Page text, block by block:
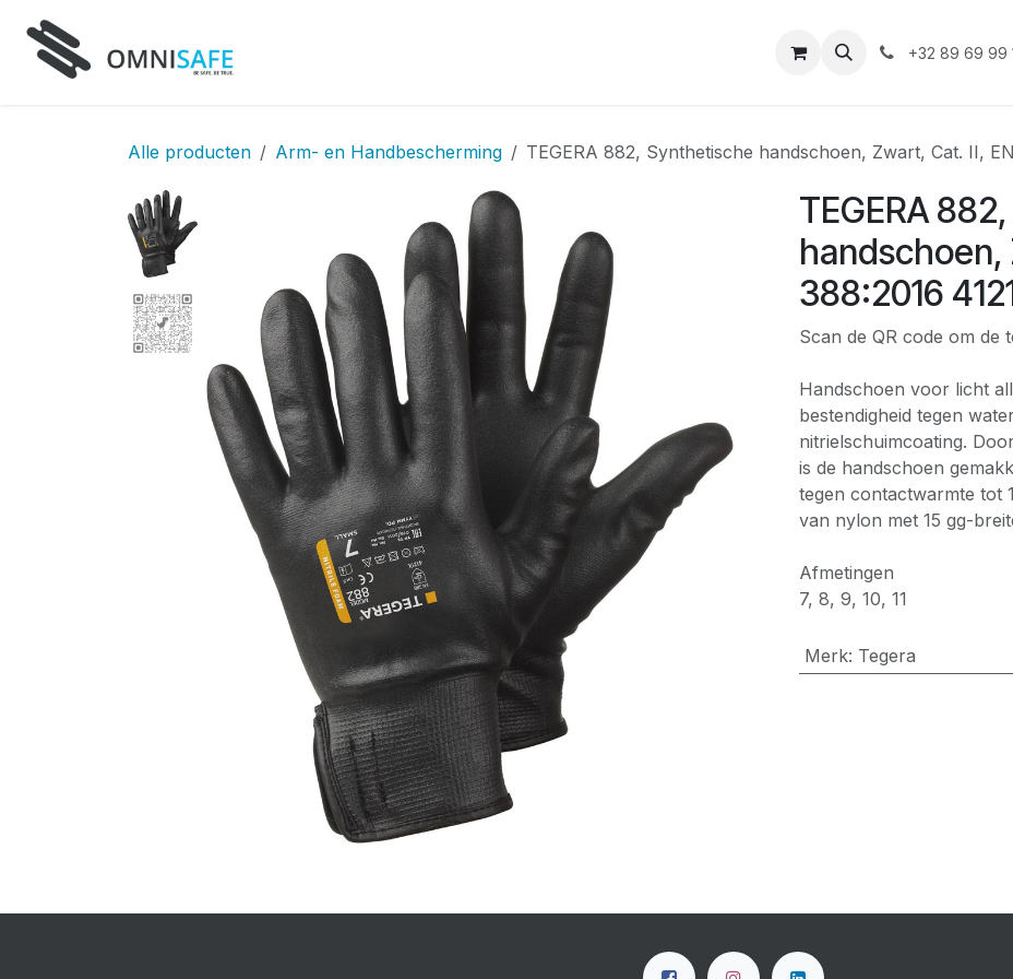
Vacatures Asbest
+32 89 69 99
Alle producten Arm- en Handbescherming TEGERA 882, Synthetische handschoen, Zwart, Cat. II,
TEGERA
handschoen,
388:2016
Scan de QR code om de
Handschoen voor licht
bestendigheid tegen
nitrielschuimcoating.
is de handschoen
tegen contactwarmte tot
van nylon met 15 gg-
Afmetingen
7, 8, 9, 10, 11
Merk: Tegera